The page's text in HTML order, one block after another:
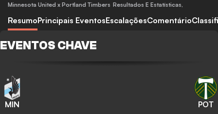
Minnesota United x Portland Timbers Resultados E Estatísticas,
ResumoPrincipais EventosEscalaçõesComentário
EVENTOS CHAVE
MIN POT